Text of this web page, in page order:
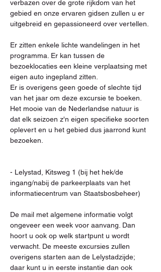
verbazen over de grote rijkdom van het
gebied en onze ervaren gidsen zullen u er
uitgebreid en gepassioneerd over vertellen.
Er zitten enkele lichte wandelingen in het
programma. Er kan tussen de
bezoeklocaties een kleine verplaatsing met
eigen auto ingepland zitten.
Er is overigens geen goede of slechte tijd
van het jaar om deze excursie te boeken.
Het mooie van de Nederlandse natuur is
dat elk seizoen z'n eigen specifieke soorten
oplevert en u het gebied dus jaarrond kunt
bezoeken.
- Lelystad, Kitsweg 1 (bij het hek/de
ingang/nabij de parkeerplaats van het
informatiecentrum van Staatsbosbeheer)
De mail met algemene informatie volgt
ongeveer een week voor aanvang. Dan
hoort u ook op welk startpunt u wordt
verwacht. De meeste excursies zullen
overigens starten aan de Lelystadzijde;
daar kunt u in eerste instantie dan ook